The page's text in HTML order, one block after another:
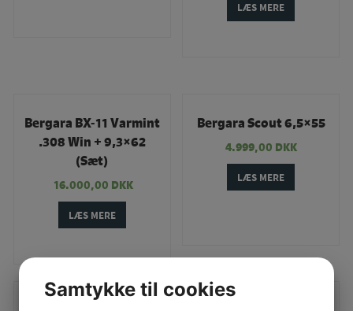
LÆS MERE
TILBUD
Bergara BX-11 Varmint
.308 Win + 9,3×62
(Sæt)
16.000,00 DKK
LÆS MERE
Bergara Scout 6,5×55
4.999,00 DKK
LÆS MERE
Samtykke til cookies